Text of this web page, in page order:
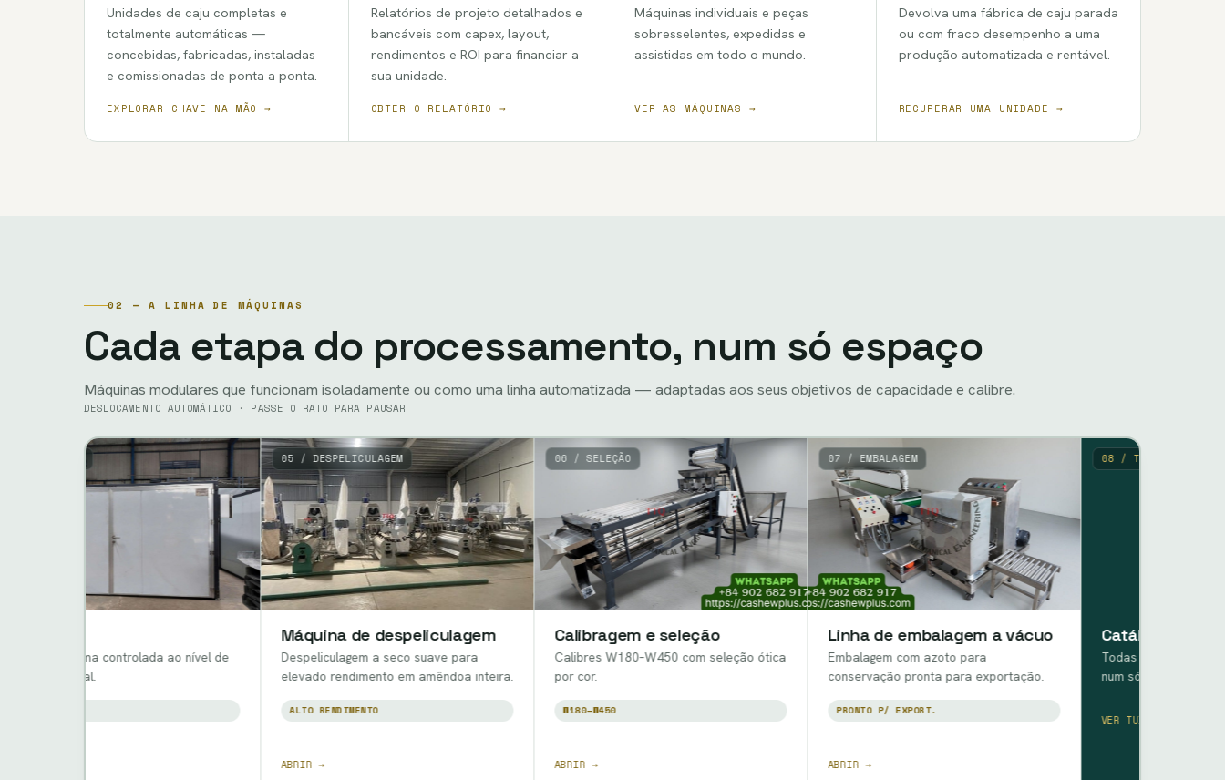
Unidades de caju completas e
totalmente automáticas —
concebidas, fabricadas, instaladas
e comissionadas de ponta a ponta.
EXPLORAR CHAVE NA MÃO →
Relatórios de projeto detalhados e
bancáveis com capex, layout,
rendimentos e ROI para financiar a
sua unidade.
OBTER O RELATÓRIO →
Máquinas individuais e peças
sobresselentes, expedidas e
assistidas em todo o mundo.
VER AS MÁQUINAS →
Devolva uma fábrica de caju parada
ou com fraco desempenho a uma
produção automatizada e rentável.
RECUPERAR UMA UNIDADE →
02 — A LINHA DE MÁQUINAS
Cada etapa do processamento, num só espaço
Máquinas modulares que funcionam isoladamente ou como uma linha automatizada — adaptadas aos seus objetivos de capacidade e calibre.
DESLOCAMENTO AUTOMÁTICO · PASSE O RATO PARA PAUSAR
controlada ao nível de
05 / DESPELICULAGEM
Máquina de despeliculagem
Despeliculagem a seco suave para
elevado rendimento em amêndoa inteira.
ALTO RENDIMENTO
06 / SELEÇÃO
Calibragem e seleção
Calibres W180–W450 com seleção ótica
por cor.
07 / EMBALAGEM
Linha de embalagem a vácuo
Embalagem com azoto para
conservação pronta para exportação.
PRONTO P/ EXPORT.
Catálogo completo
Todas as máquinas e utilidades
num só lugar.
VER TUDO →